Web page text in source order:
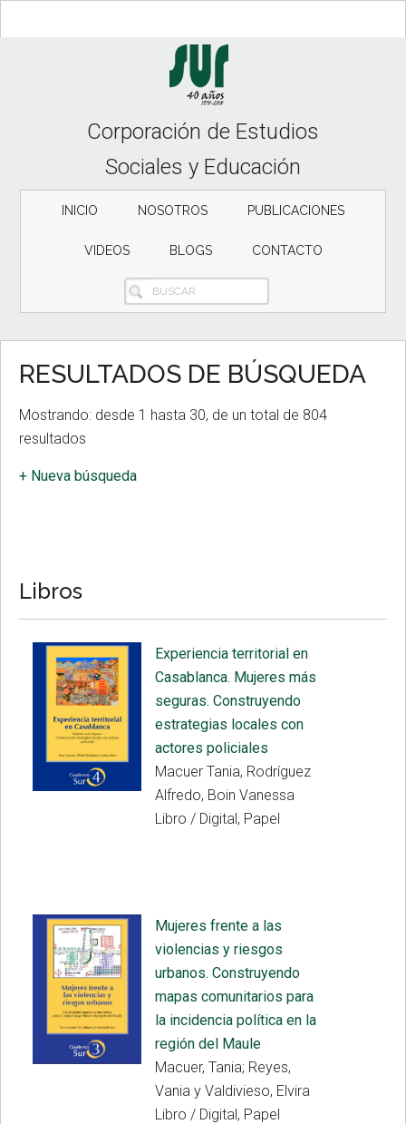
to
to
Corporación de Estudios
Sociales y Educación
INICIO NOSOTROS PUBLICACIONES
VIDEOS BLOGS CONTACTO
BUSCAR
RESULTADOS DE BÚSQUEDA
Mostrando: desde 1 hasta 30, de un total de 804
resultados
+ Nueva búsqueda
Libros
Experiencia territorial en
Casablanca. Mujeres más
seguras. Construyendo
estrategias locales con
actores policiales
Macuer Tania, Rodríguez
Alfredo, Boin Vanessa
Libro / Digital, Papel
Mujeres frente a las
violencias y riesgos
urbanos. Construyendo
mapas comunitarios para
la incidencia política en la
región del Maule
Macuer, Tania; Reyes,
Vania y Valdivieso, Elvira
Libro / Digital, Papel